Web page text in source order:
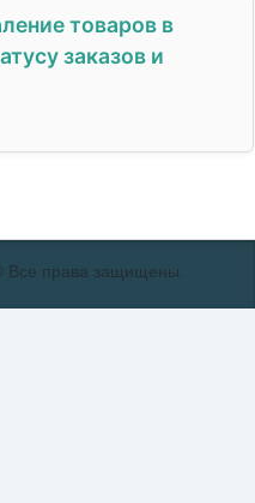
товаров в
заказов и
Все права защищены.